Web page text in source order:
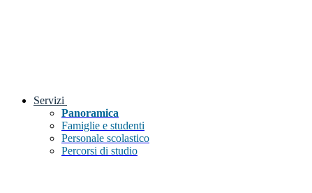
Servizi
Panoramica
Famiglie e studenti
Personale scolastico
Percorsi di studio